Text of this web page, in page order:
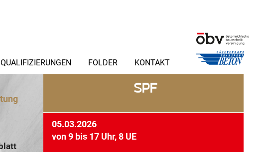
QUALIFIZIERUNGEN FOLDER KONTAKT
SPF
05.03.2026
von 9 bis 17 Uhr, 8 UE